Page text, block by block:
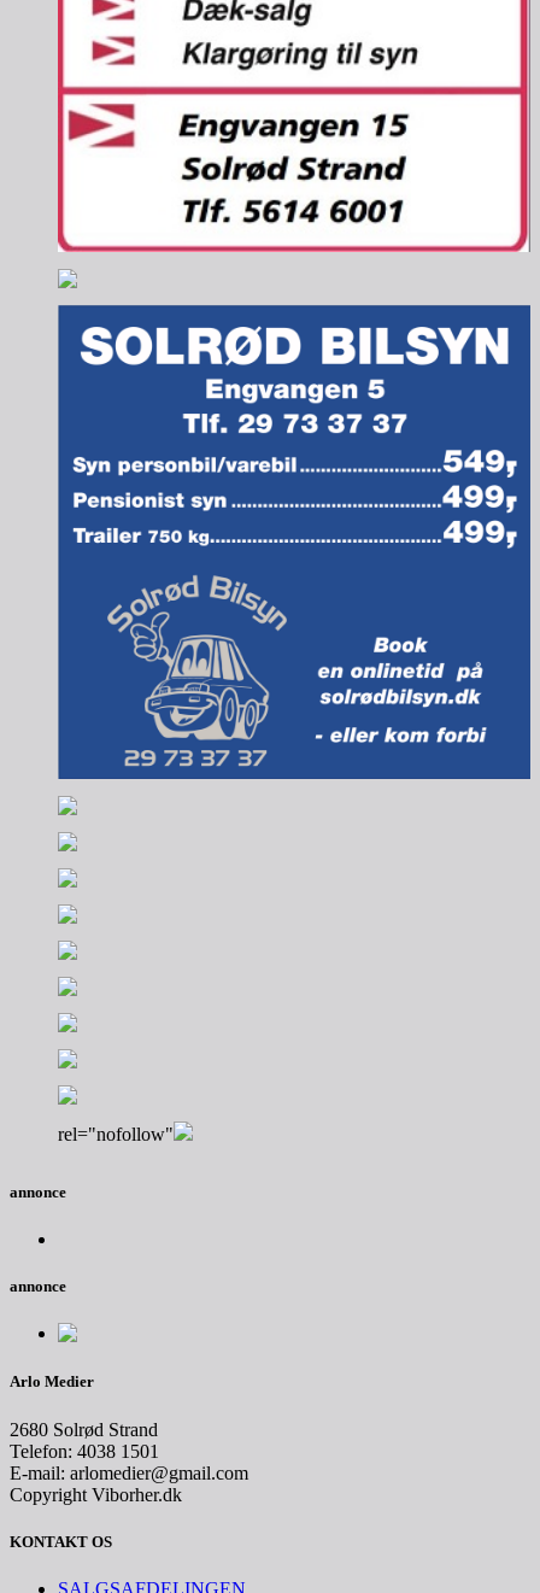
rel="nofollow"
annonce
annonce
Arlo Medier
2680 Solrød Strand
Telefon: 4038 1501
E-mail: arlomedier@gmail.com
Copyright Viborher.dk
KONTAKT OS
SALGSAFDELINGEN